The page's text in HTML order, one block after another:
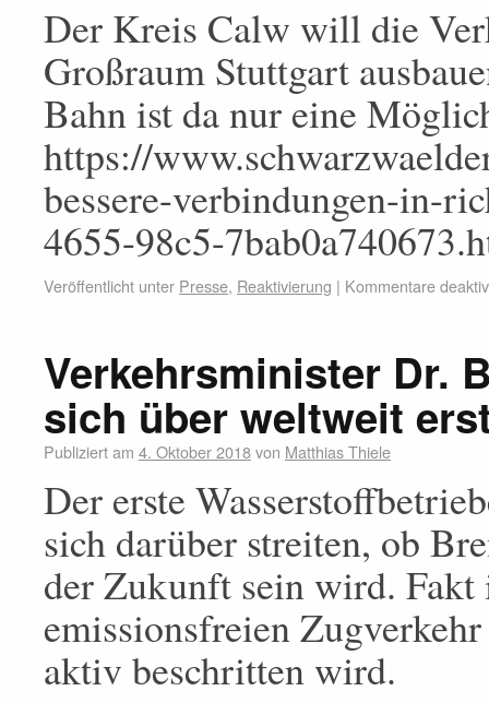
Der Kreis Calw will die
Großraum Stuttgart
Bahn ist da nur eine
https://
bessere-verbindungen-in-
4655-98c5-
Veröffentlicht unter Presse, Reaktivierung | Kommentare
Verkehrsminister Dr.
sich über weltweit
Publiziert am 4. Oktober 2018von Matthias Thiele
Der erste
sich darüber streiten, ob
der Zukunft sein wird. Fakt
emissionsfreien
aktiv beschritten wird.